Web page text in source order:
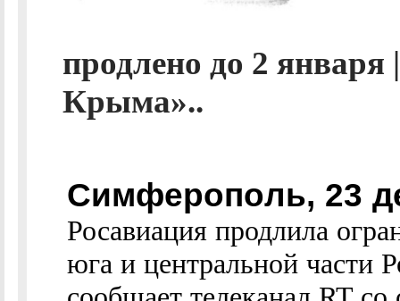
продлено до 2
Крыма»..
Симферополь, 23
Росавиация продлила
юга и центральной части